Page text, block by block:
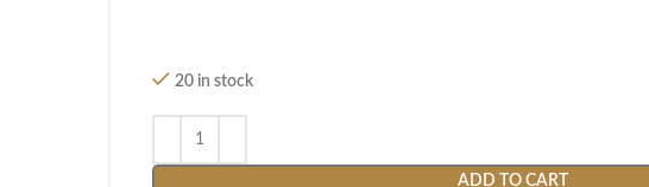
20 in stock
ADD TO CART